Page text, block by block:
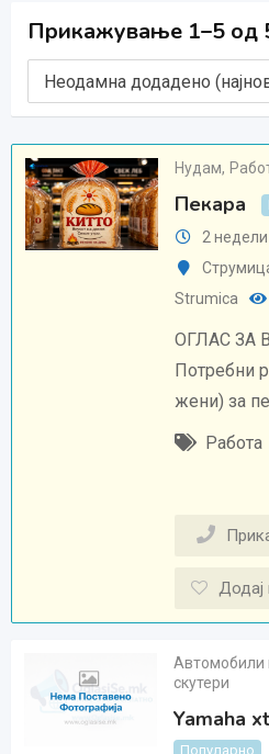
Прикажување 1–5 од
Нудам,
Пекара
2
Strumica
ОГЛАС ЗА
Потребни
жени) за
Работа
Додај
Автомобили
скутери
Yamaha
Популарно